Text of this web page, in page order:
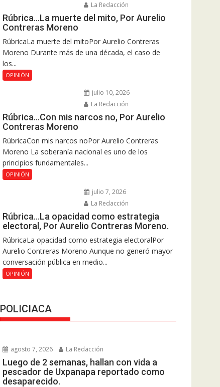
La Redacción
Rúbrica…La muerte del mito, Por Aurelio
Contreras Moreno
RúbricaLa muerte del mitoPor Aurelio Contreras
Moreno Durante más de una década, el caso de
los...
OPINIÓN
julio 10, 2026
La Redacción
Rúbrica…Con mis narcos no, Por Aurelio
Contreras Moreno
RúbricaCon mis narcos noPor Aurelio Contreras
Moreno La soberanía nacional es uno de los
principios fundamentales...
OPINIÓN
julio 7, 2026
La Redacción
Rúbrica…La opacidad como estrategia
electoral, Por Aurelio Contreras Moreno.
RúbricaLa opacidad como estrategia electoralPor
Aurelio Contreras Moreno Aunque no generó mayor
conversación pública en medio...
OPINIÓN
POLICIACA
agosto 7, 2026 La Redacción
Luego de 2 semanas, hallan con vida a
pescador de Uxpanapa reportado como
desaparecido.